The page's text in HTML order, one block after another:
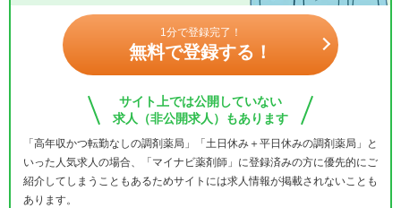
1分で登録完了！
無料で登録する！
サイト上では公開していない
求人（非公開求人）もあります
「高年収かつ転勤なしの調剤薬局」「土日休み＋平日休みの調剤薬局」と
いった人気求人の場合、「マイナビ薬剤師」に登録済みの方に優先的にご
紹介してしまうこともあるためサイトには求人情報が掲載されないことも
あります。